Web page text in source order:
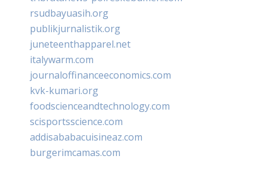
rsudbayuasih.org
publikjurnalistik.org
juneteenthapparel.net
italywarm.com
journaloffinanceeconomics.com
kvk-kumari.org
foodscienceandtechnology.com
scisportsscience.com
addisababacuisineaz.com
burgerimcamas.com